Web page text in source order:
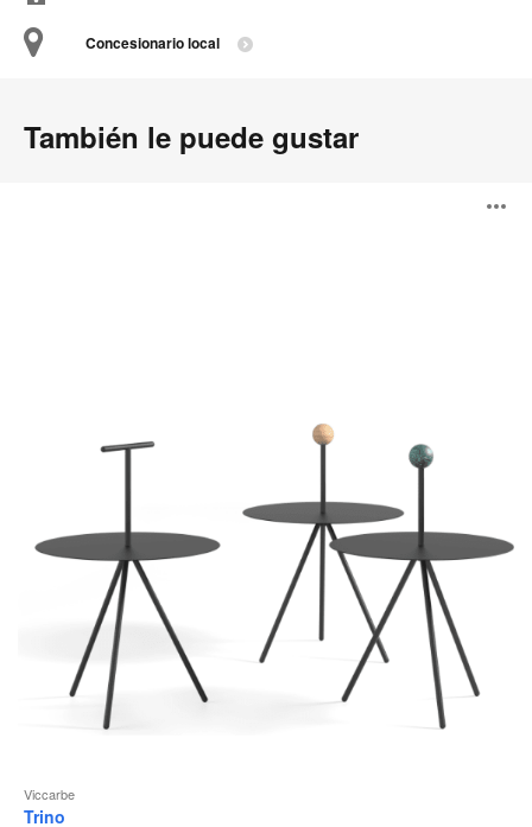
Concesionario local
También le puede gustar
Viccarbe
Trino